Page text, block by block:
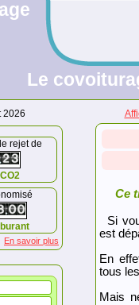
Le
2026
évité le rejet de
En savoir plus
Ce
Si
est
En
tous
Mais